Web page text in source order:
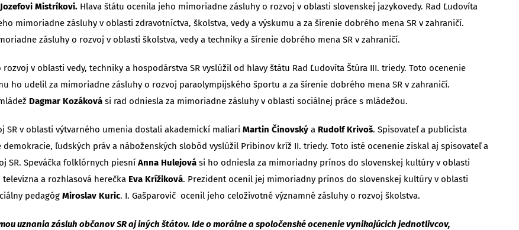
Jozefovi Mistríkovi. Hlava štátu ocenila jeho mimoriadne zásluhy o rozvoj v oblasti slovenskej jazykovedy. Rad Ľudovíta
mimoriadne zásluhy v oblasti zdravotníctva, školstva, vedy a výskumu a za šírenie dobrého mena SR v zahraničí.
zásluhy o rozvoj v oblasti školstva, vedy a techniky a šírenie dobrého mena SR v zahraničí.
v oblasti vedy, techniky a hospodárstva SR vyslúžil od hlavy štátu Rad Ľudovíta Štúra III. triedy. Toto ocenenie
ho udelil za mimoriadne zásluhy o rozvoj paraolympijského športu a za šírenie dobrého mena SR v zahraničí.
Dagmar Kozáková si rad odniesla za mimoriadne zásluhy v oblasti sociálnej práce s mládežou.
v oblasti výtvarného umenia dostali akademickí maliari Martin Činovský a Rudolf Krivoš. Spisovateľ a publicista
ľudských práv a náboženských slobôd vyslúžil Pribinov kríž II. triedy. Toto isté ocenenie získal aj spisovateľ a
SR. Speváčka folklórnych piesní Anna Hulejová si ho odniesla za mimoriadny prínos do slovenskej kultúry v oblasti
a rozhlasová herečka Eva Krížiková. Prezident ocenil jej mimoriadny prínos do slovenskej kultúry v oblasti
pedagóg Miroslav Kuric. I. Gašparovič ocenil jeho celoživotné významné zásluhy o rozvoj školstva.
uznania zásluh občanov SR aj iných štátov. Ide o morálne a spoločenské ocenenie vynikajúcich jednotlivcov,